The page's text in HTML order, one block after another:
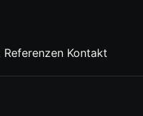
Referenzen Kontakt